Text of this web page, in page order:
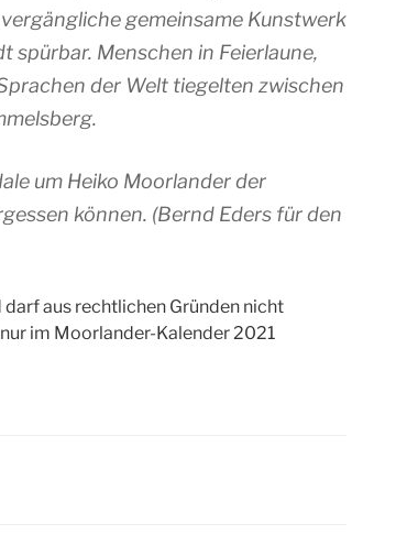
gemeinsame Kunstwerk
spürbar. Menschen in Feierlaune,
der Welt tiegelten zwischen
um Heiko Moorlander der
können. (Bernd Eders für den
aus rechtlichen Gründen nicht
im Moorlander-Kalender 2021